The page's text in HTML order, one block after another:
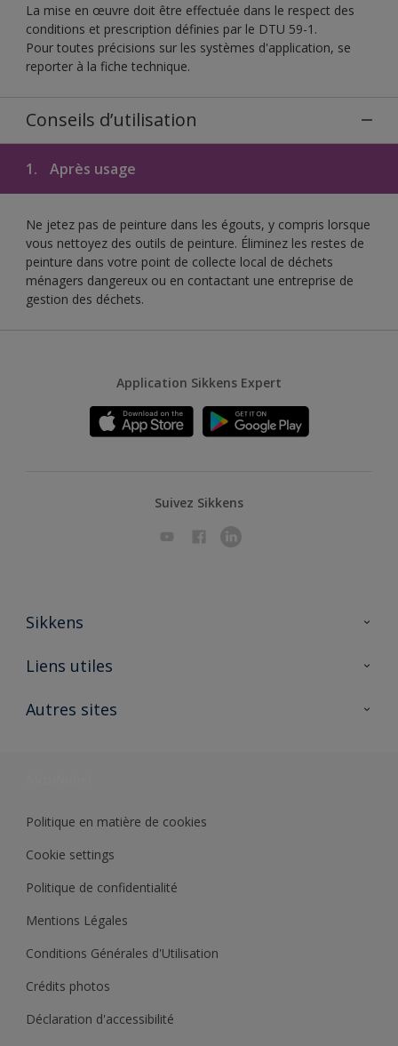
La mise en œuvre doit être effectuée dans le respect des
conditions et prescription définies par le DTU 59-1.
Pour toutes précisions sur les systèmes d'application, se
reporter à la fiche technique.
Conseils d’utilisation
1. Après usage
Ne jetez pas de peinture dans les égouts, y compris lorsque
vous nettoyez des outils de peinture. Éliminez les restes de
peinture dans votre point de collecte local de déchets
ménagers dangereux ou en contactant une entreprise de
gestion des déchets.
Application Sikkens Expert
Suivez Sikkens
Sikkens
A propos de Sikkens
Liens utiles
Ouvrir un magasin PASS
Autres sites
Politique en matière de cookies
Cookie settings
Politique de confidentialité
Mentions Légales
Conditions Générales d'Utilisation
Crédits photos
Déclaration d'accessibilité